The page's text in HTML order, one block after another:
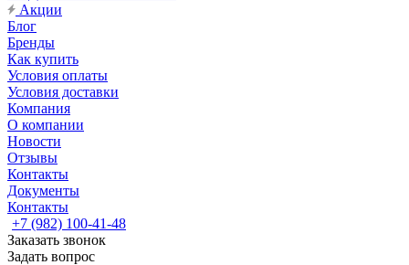
Акции
Блог
Бренды
Как купить
Условия оплаты
Условия доставки
Компания
О компании
Новости
Отзывы
Контакты
Документы
Контакты
+7 (982) 100-41-48
Заказать звонок
Задать вопрос